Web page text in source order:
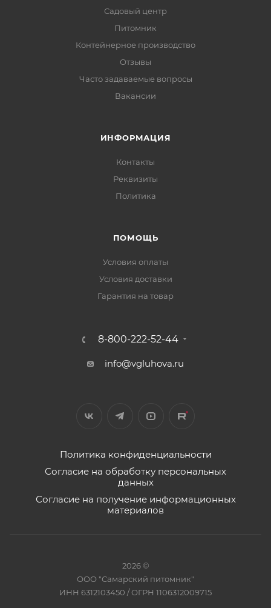
Садовый центр
Питомник
Контейнерное производство
Отзывы
Часто задаваемые вопросы
Вакансии
ИНФОРМАЦИЯ
Контакты
Реквизиты
Политика
ПОМОЩЬ
Условия оплаты
Условия доставки
Гарантия на товар
8-800-222-52-44
info@vgluhova.ru
Политика конфиденциальности
Согласие на обработку персональных
данных
Согласие на получение информационных
материалов
2026 ©
ООО "Самарский питомник"
ИНН 6312103450 / ОГРН 1106312009715